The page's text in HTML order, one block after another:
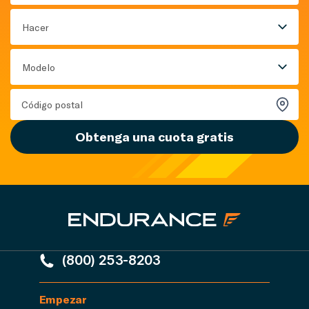
Hacer
Modelo
Obtenga una cuota gratis
(800) 253-8203
Empezar